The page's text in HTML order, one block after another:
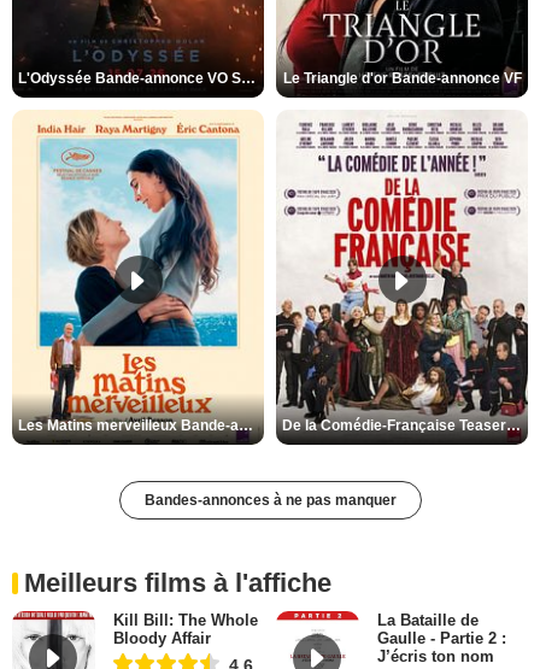
L'Odyssée Bande-annonce VO STFR Le Triangle d'or Bande-annonce VF
Les Matins merveilleux Bande-annonce VF De la Comédie-Française Teaser VF
Bandes-annonces à ne pas manquer
Meilleurs films à l'affiche
Kill Bill: The Whole
Bloody Affair
La Bataille de
Gaulle - Partie 2 :
J’écris ton nom